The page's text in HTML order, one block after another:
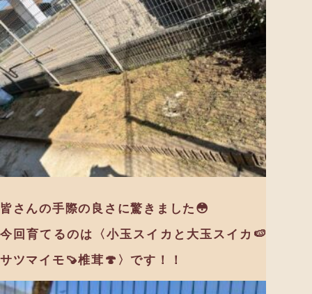
皆さんの手際の良さに驚きました😳
今回育てるのは〈小玉スイカと大玉スイカ🍉
サツマイモ🍠椎茸🍄〉です！！